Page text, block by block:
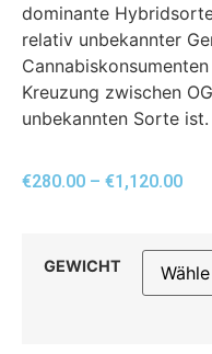
dominante
relativ unbekannter
Kreuzung zwischen
unbekannten Sorte ist.
€280.00 – €1,120.00
GEWICHT